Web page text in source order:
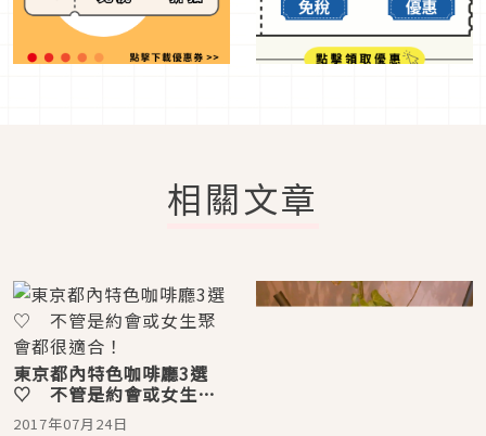
相關文章
東京都內特色咖啡廳3選
♡ 不管是約會或女生聚
會都很適合！
2017年07月24日